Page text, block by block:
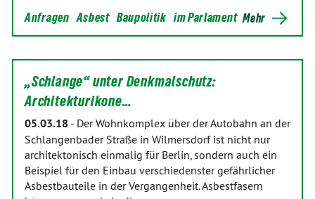
Anfragen Asbest Baupolitik im Parlament Mehr
„Schlange“ unter Denkmalschutz:
Architekturikone…
05.03.18 - Der Wohnkomplex über der Autobahn an der
Schlangenbader Straße in Wilmersdorf ist nicht nur
architektonisch einmalig für Berlin, sondern auch ein
Beispiel für den Einbau verschiedenster gefährlicher
Asbestbauteile in der Vergangenheit. Asbestfasern